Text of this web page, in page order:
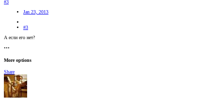
#3
Jan 23, 2013
#3
А если его нет?
•••
More options
Share